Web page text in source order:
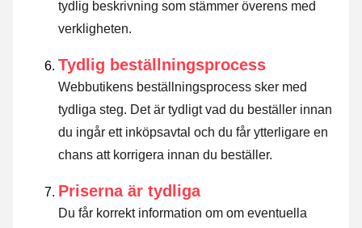
tydlig beskrivning som stämmer överens med
verkligheten.
Tydlig beställningsprocess
Webbutikens beställningsprocess sker med
tydliga steg. Det är tydligt vad du beställer innan
du ingår ett inköpsavtal och du får ytterligare en
chans att korrigera innan du beställer.
Priserna är tydliga
Du får korrekt information om om eventuella